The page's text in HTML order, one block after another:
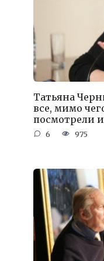
Татьяна
все, мимо
посмотрели
6 975